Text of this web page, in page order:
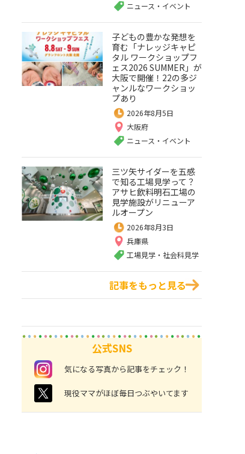
ニュース・イベント
子どもの豊かな発想を
育む「ナレッジキャピ
タル ワークショップフ
ェス2026 SUMMER」が
大阪で開催！22の多ジ
ャンルなワークショッ
プあり
2026年8月5日
大阪府
ニュース・イベント
三ツ矢サイダーを五感
で知る工場見学って？
アサヒ飲料明石工場の
見学施設がリニューア
ルオープン
2026年8月3日
兵庫県
工場見学・社会科見学
記事をもっと見る
公式SNS
instagram 気になる写真から記事をチェック！
twitter 現役ママがほぼ毎日つぶやいてます